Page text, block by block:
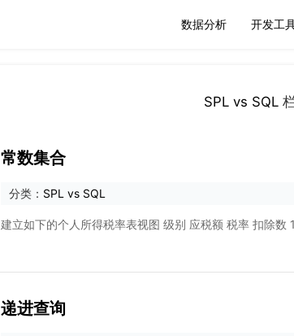
数据分析 开发工
SPL vs SQL
常数集合
分类： SPL vs SQL
建立如下的个人所得税率表视图 级别 应税额 税率 扣除
递进查询